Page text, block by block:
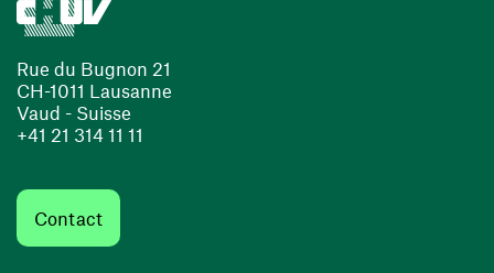
Rue du Bugnon 21
CH-1011 Lausanne
Vaud - Suisse
+41 21 314 11 11
Contact